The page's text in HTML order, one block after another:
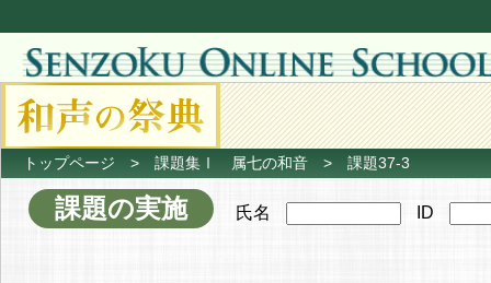
トップページ > 課題集Ⅰ 属七の和音 > 課題37-3
課題の実施 氏名 ID